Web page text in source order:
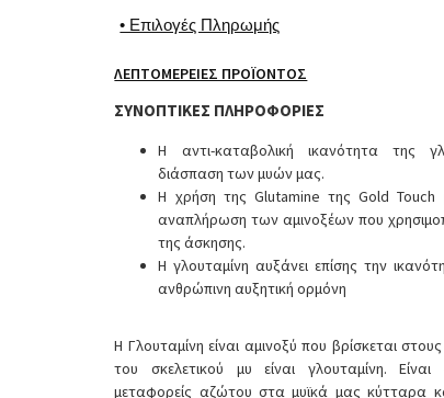
• Επιλογές Πληρωμής
ΛΕΠΤΟΜΈΡΕΙΕΣ ΠΡΟΪΌΝΤΟΣ
ΣΥΝΟΠΤΙΚΕΣ ΠΛΗΡΟΦΟΡΙΕΣ
Η αντι-καταβολική ικανότητα της
διάσπαση των μυών μας.
Η χρήση της Glutamine της Gold Touch
αναπλήρωση των αμινοξέων που
της άσκησης.
Η γλουταμίνη αυξάνει επίσης την
ανθρώπινη αυξητική ορμόνη
Η Γλουταμίνη είναι αμινοξύ που βρίσκεται
του σκελετικού μυ είναι γλουταμίνη.
μεταφορείς αζώτου στα μυϊκά μας κύτταρα